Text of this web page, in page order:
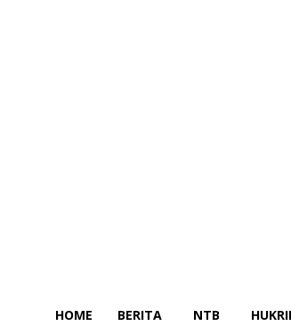
HOME BERITA NTB